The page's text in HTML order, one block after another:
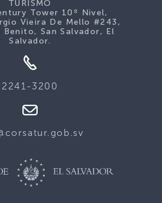
TURISMO
Tower 10º Nivel,
Vieira De Mello #243,
Benito, San Salvador, El
Salvador.
2241-3200